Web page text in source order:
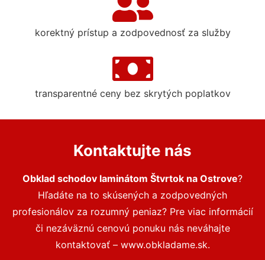
korektný prístup a zodpovednosť za služby
transparentné ceny bez skrytých poplatkov
Kontaktujte nás
Obklad schodov laminátom Štvrtok na Ostrove?
Hľadáte na to skúsených a zodpovedných
profesionálov za rozumný peniaz? Pre viac informácií
či nezáväznú cenovú ponuku nás neváhajte
kontaktovať – www.obkladame.sk.